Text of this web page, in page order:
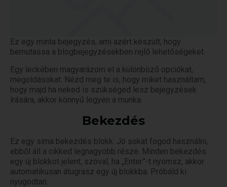
Ez egy minta bejegyzés, ami azért készült, hogy
bemutassa a blogbejegyzésekben rejlő lehetőségeket.
Egy leckében magyarázom el a különböző opciókat,
megoldásokat. Nézd meg te is, hogy miket használtam,
hogy majd ha neked is szükséged lesz bejegyzések
írására, akkor könnyű legyen a munka.
Bekezdés
Ez egy sima bekezdés blokk. Jó sokat fogod használni,
ebből áll a cikked legnagyobb része. Minden bekezdés
egy új blokkot jelent, szóval, ha „Enter”-t nyomsz, akkor
automatikusan átugrasz egy új blokkba. Próbáld ki
nyugodtan.